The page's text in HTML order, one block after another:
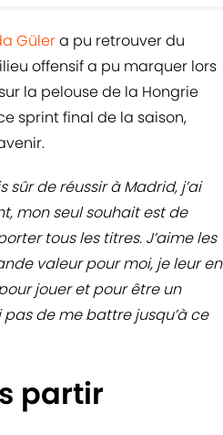
Gülera pu retrouver du
offensif a pu marquer lors
la pelouse de la Hongrie
sprint final de la saison,
sûr de réussir à Madrid, j’ai
mon seul souhait est de
tous les titres. J’aime les
valeur pour moi, je leur en
jouer et pour être un
de me battre jusqu’à ce
partir